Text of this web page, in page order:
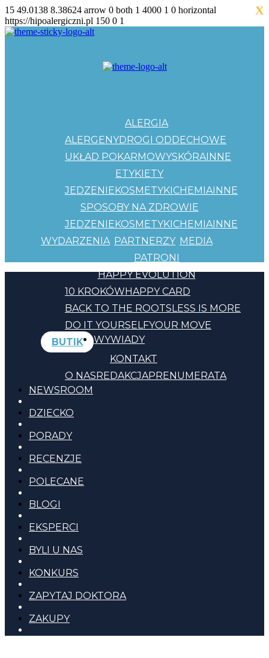
15 49.0138 8.38624 arrow 0 both 1 4000 1 0 horizontal
https://hipoalergiczni.pl 150 0 1
ALERGIA
ALERGENYDROGI ODDECHOWE
UKŁAD POKARMOWYSKÓRAINNE
ETYKIETY
JEDZENIEKOSMETYKICHEMIAINNE
SPOSOBY NA ZDROWIE
JEDZENIEKOSMETYKICHEMIAINNE
WYDARZENIA PARTNERZY
PATRONI
MEDIA
HAPPY EVOLUTION
10 KROKÓWHAPPY CARD
BACK TO THE ROOTSLESS IS MORE
DO IT YOURSELFYOUR MOVE
BUTIK
KONTAKT
O NASREDAKCJAPRENUMERATA
WYWIADY
NEWSROOM
DZIECKO
PORADY
RECENZJE
POLECANE
BLOGI
EKSPERCI
BYLI U NAS
KONKURS
ZAPYTAJ DOKTORA
ZAKUPY
X